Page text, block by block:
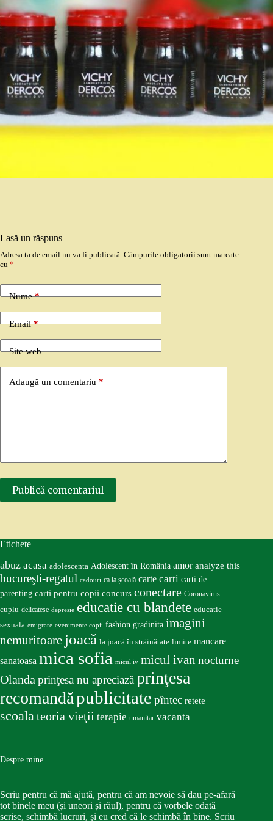
Lasă un răspuns
Adresa ta de email nu va fi publicată. Câmpurile obligatorii sunt marcate
cu *
Nume*
Email*
Site web
Adaugă un comentariu *
Publică comentariul
Etichete
abuz acasa adolescenta Adolescent în România amor analyze this
bucureşti-regatul cadouri ca la școală carte carti carti de
parenting carti pentru copii concurs conectare Coronavirus
cuplu delicatese depresie educatie cu blandete educatie
sexuala emigrare evenimente copii fashion gradinita imagini
nemuritoare joacă la joacă în străinătate limite mancare
sanatoasa mica sofia micul iv micul ivan nocturne
Olandaprinţesa nu apreciazăprinţesa
recomandăpublicitate pîntec retete
scoalateoria vieţii terapie umanitar vacanta
Despre mine
Scriu pentru că mă ajută, pentru că am nevoie să dau pe-afară
tot binele meu (și uneori și răul), pentru că vorbele odată
scrise, schimbă lucruri, și eu cred că le schimbă în bine. Scriu